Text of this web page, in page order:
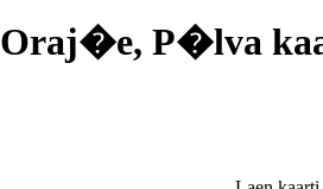
Oraj�e, P�lva